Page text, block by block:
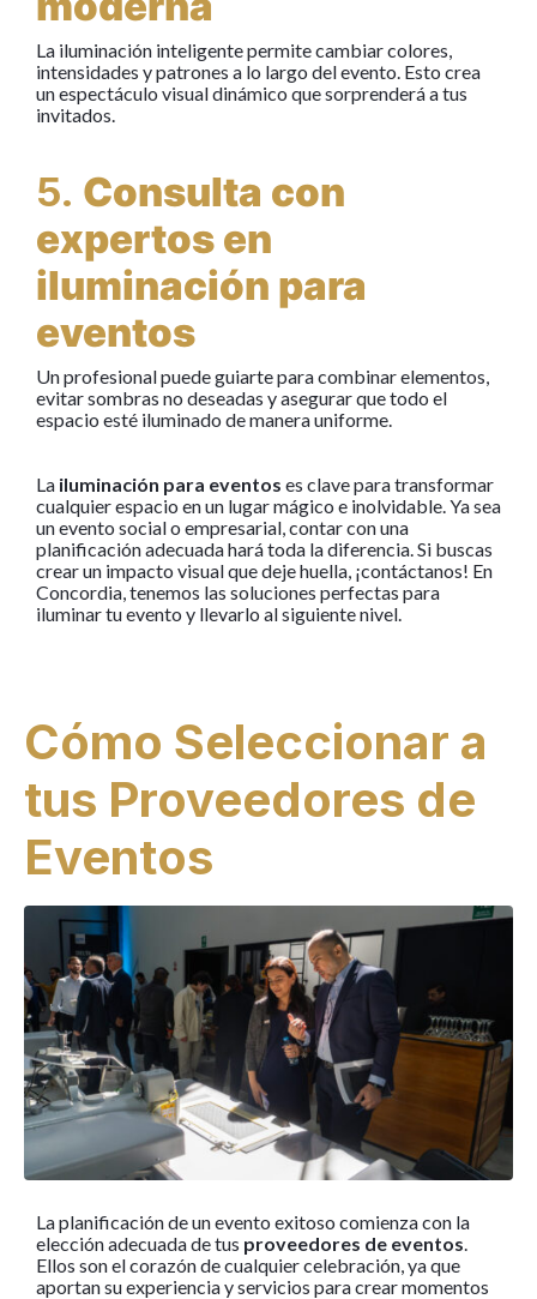
La iluminación inteligente permite cambiar colores,
intensidades y patrones a lo largo del evento. Esto crea
un espectáculo visual dinámico que sorprenderá a tus
invitados.
5. Consulta con
expertos en
iluminación para
eventos
Un profesional puede guiarte para combinar elementos,
evitar sombras no deseadas y asegurar que todo el
espacio esté iluminado de manera uniforme.
La iluminación para eventos es clave para transformar
cualquier espacio en un lugar mágico e inolvidable. Ya sea
un evento social o empresarial, contar con una
planificación adecuada hará toda la diferencia. Si buscas
crear un impacto visual que deje huella, ¡contáctanos! En
Concordia, tenemos las soluciones perfectas para
iluminar tu evento y llevarlo al siguiente nivel.
Cómo Seleccionar a
tus Proveedores de
Eventos
La planificación de un evento exitoso comienza con la
elección adecuada de tus proveedores de eventos.
Ellos son el corazón de cualquier celebración, ya que
aportan su experiencia y servicios para crear momentos